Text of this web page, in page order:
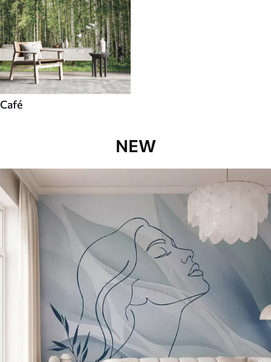
Café
NEW